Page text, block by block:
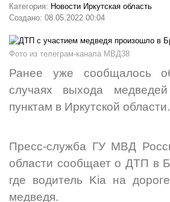
Категория: Новости Иркутская область
Создано: 08.05.2022 00:04
Фото из телеграм-канала МВД38
Ранее уже сообщалось
случаях выхода
пунктам в Иркутской области.
Пресс-служба ГУ МВД
области сообщает о ДТП в
где водитель Kia на дороге
медведя.